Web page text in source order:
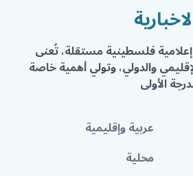
فلسطينية مستقلة، تُعنى
والدولي، وتولي أهمية خاصة
الأولى
عربية وإقليمية
محلية